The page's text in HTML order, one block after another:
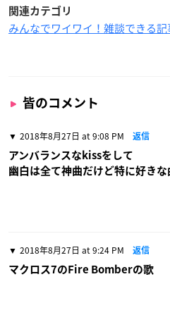
関連カテゴリ
みんなでワイワイ！雑談できる記
皆のコメント
2018年8月27日 at 9:08 PM 返信
アンバランスなkissをして
幽白は全て神曲だけど特に好き
2018年8月27日 at 9:24 PM 返信
マクロス7のFire Bomberの歌